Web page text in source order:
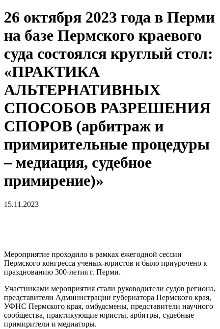
26 октября 2023 года в Перми
на базе Пермского краевого
суда состоялся круглый стол:
«ПРАКТИКА
АЛЬТЕРНАТИВНЫХ
СПОСОБОВ РАЗРЕШЕНИЯ
СПОРОВ (арбитраж и
примирительные процедуры
– медиация, судебное
примирение)»
15.11.2023
Мероприятие проходило в рамках ежегодной сессии
Пермского конгресса ученых-юристов и было приурочено к
празднованию 300-летия г. Перми.
Участниками мероприятия стали руководители судов региона,
представители Администрации губернатора Пермского края,
УФНС Пермского края, омбудсмены, представители научного
сообщества, практикующие юристы, арбитры, судебные
примирители и медиаторы.